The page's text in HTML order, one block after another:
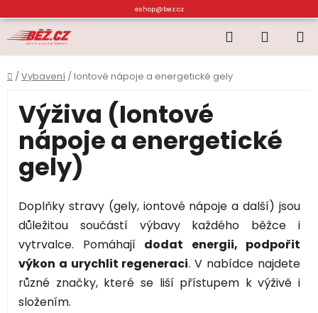
na
obsah
eshop@bez.cz
Hledat
KOŠÍK
Domů
/ Vybavení / Iontové nápoje a energetické gely
Výživa (Iontové
nápoje a energetické
gely)
Doplňky stravy (gely, iontové nápoje a další) jsou
důležitou součástí výbavy každého běžce i
vytrvalce. Pomáhají dodat energii, podpořit
výkon a urychlit regeneraci. V nabídce najdete
různé značky, které se liší přístupem k výživě i
složením.